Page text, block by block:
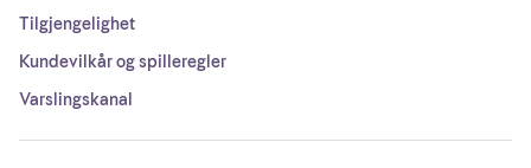
Tilgjengelighet
Kundevilkår og spilleregler
Varslingskanal